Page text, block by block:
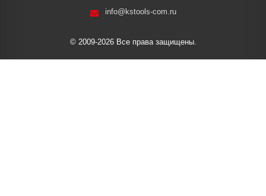
info@kstools-com.ru
© 2009-2026 Все права защищены.